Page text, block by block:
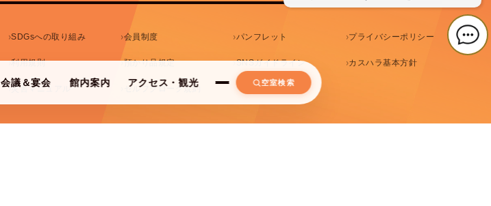
空室検索
会議＆宴会 館内案内 アクセス・観光
SDGsへの取り組み 会員制度 パンフレット プライバシーポリシー
利用規則 預かり品規定 SNSガイドライン カスハラ基本方針
災害マニュアル セルフクローク規約